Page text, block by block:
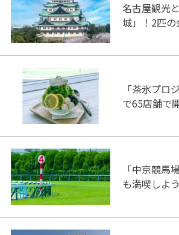
名古屋観光
城」！2匹
「茶氷プロ
で65店舗で
「中京競馬
も満喫しよ